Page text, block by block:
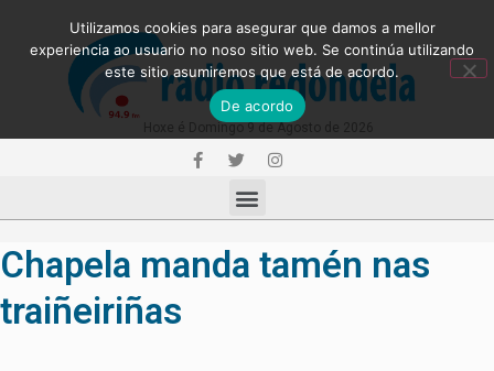
Chapela manda tamén nas
traiñeiriñas
Utilizamos cookies para asegurar que damos a mellor
experiencia ao usuario no noso sitio web. Se continúa utilizando
este sitio asumiremos que está de acordo.
De acordo